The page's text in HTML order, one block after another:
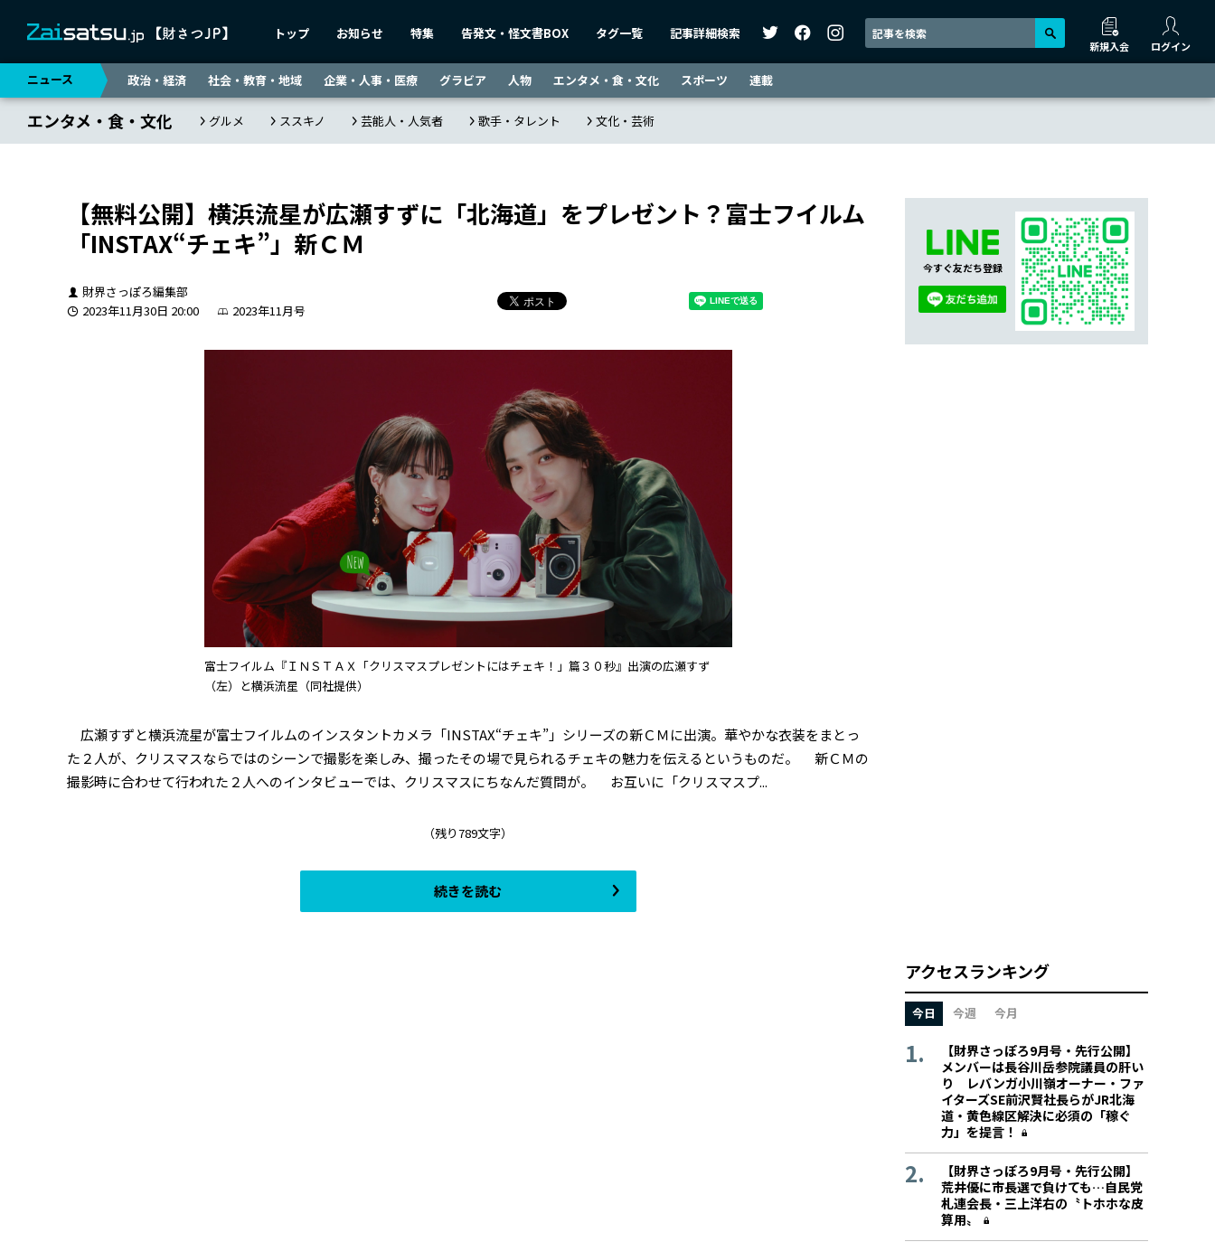
トップ お知らせ 特集 告発文・怪文書BOX タグ一覧 記事詳細検索
新規入会 ログイン
ニュース 政治・経済 社会・教育・地域 企業・人事・医療 グラビア 人物 エンタメ・食・文化 スポーツ 連載
エンタメ・食・文化 グルメ ススキノ 芸能人・人気者 歌手・タレント 文化・芸術
【無料公開】横浜流星が広瀬すずに「北海道」をプレゼント？富士フイルム
「INSTAX“チェキ”」新ＣＭ
財界さっぽろ編集部
2023年11月30日 20:00
2023年11月号
富士フイルム『ＩＮＳＴＡＸ「クリスマスプレゼントにはチェキ！」篇３０秒』出演の広瀬すず
（左）と横浜流星（同社提供）
広瀬すずと横浜流星が富士フイルムのインスタントカメラ「INSTAX“チェキ”」シリーズの新ＣＭに出演。華やかな衣装をまとっ
た２人が、クリスマスならではのシーンで撮影を楽しみ、撮ったその場で見られるチェキの魅力を伝えるというものだ。 新ＣＭの
撮影時に合わせて行われた２人へのインタビューでは、クリスマスにちなんだ質問が。 お互いに「クリスマスプ...
（残り789文字）
続きを読む
今すぐ友だち登録
アクセスランキング
今日 今週 今月
【財界さっぽろ9月号・先行公開】
メンバーは長谷川岳参院議員の肝い
り レバンガ小川嶺オーナー・ファ
イターズSE前沢賢社長らがJR北海
道・黄色線区解決に必須の「稼ぐ
力」を提言！
【財界さっぽろ9月号・先行公開】
荒井優に市長選で負けても…自民党
札連会長・三上洋右の〝トホホな皮
算用〟